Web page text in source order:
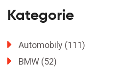
Kategorie
Automobily (111)
BMW (52)